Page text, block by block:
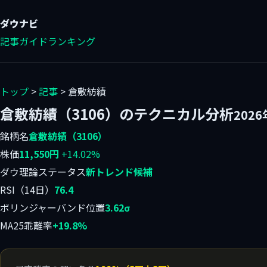
ダウナビ
記事ガイドランキング
トップ >記事 > 倉敷紡績
倉敷紡績（3106）のテクニカル分析2026
銘柄名倉敷紡績（3106）
株価11,550円 +14.02%
ダウ理論ステータス新トレンド候補
RSI（14日） 76.4
ボリンジャーバンド位置3.62σ
MA25乖離率+19.8%